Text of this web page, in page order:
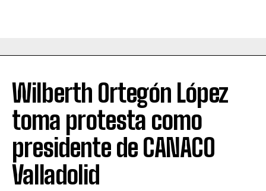
Wilberth Ortegón López
toma protesta como
presidente de CANACO
Valladolid